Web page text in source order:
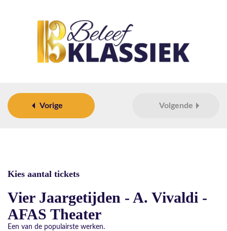
Vorige Volgende
Kies aantal tickets
Vier Jaargetijden - A. Vivaldi -
AFAS Theater
Een van de populairste werken.